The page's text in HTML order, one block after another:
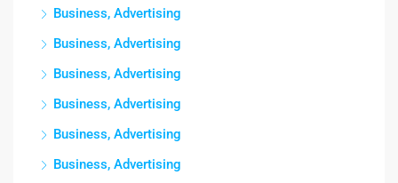
Business, Advertising
Business, Advertising
Business, Advertising
Business, Advertising
Business, Advertising
Business, Advertising